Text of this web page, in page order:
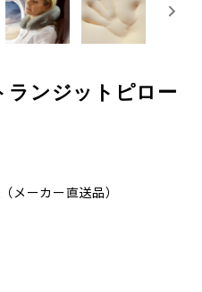
ンジットピロー
メーカー直送品）